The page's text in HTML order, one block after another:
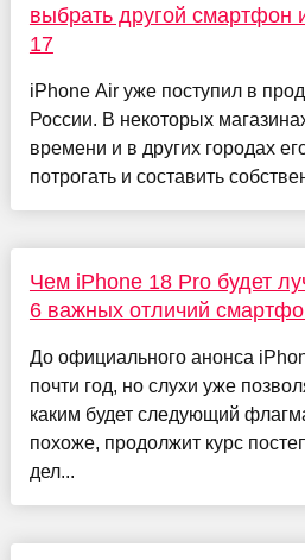
выбрать другой смартфон
17
iPhone Air уже поступил в
России. В некоторых
времени и в других городах
потрогать и составить
Чем iPhone 18 Pro будет
6 важных отличий
До официального анонса
почти год, но слухи уже
каким будет следующий
похоже, продолжит курс
дел...